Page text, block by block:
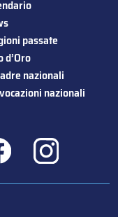
passate
d’Oro
nazionali
nazionali